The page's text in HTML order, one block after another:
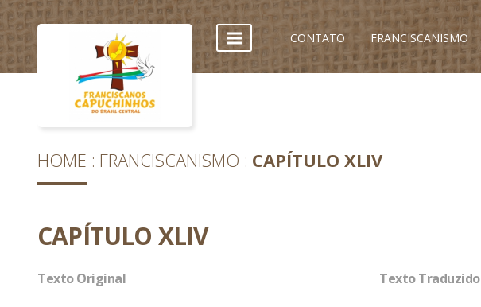
CONTATO FRANCISCANISMO
HOME FRANCISCANISMO CAPÍTULO XLIV
CAPÍTULO XLIV
Texto Original Texto Traduzido